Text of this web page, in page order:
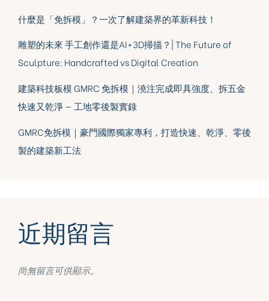
什麼是「免拆模」？一次了解建築界的革新科技！
雕塑的未來 手工創作還是AI+3D掃描？| The Future of
Sculpture: Handcrafted vs Digital Creation
建築科技板模 GMRC 免拆模｜澆注完成即具強度、拆五金
快速又乾淨 — 工地零後製實錄
GMRC免拆模｜豪門國際獨家專利，打造快速、乾淨、零後
製的建築新工法
近期留言
尚無留言可供顯示。